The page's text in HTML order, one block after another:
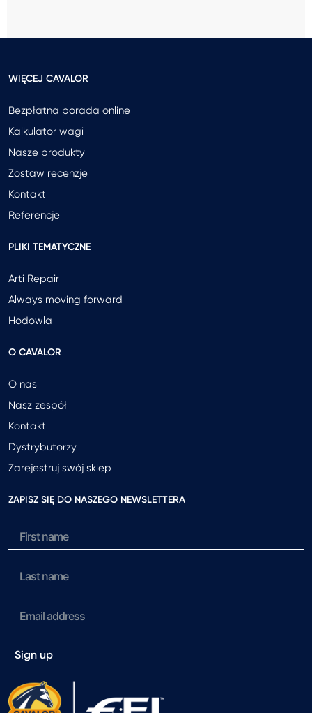
WIĘCEJ CAVALOR
Bezpłatna porada online
Kalkulator wagi
Nasze produkty
Zostaw recenzje
Kontakt
Referencje
PLIKI TEMATYCZNE
Arti Repair
Always moving forward
Hodowla
O CAVALOR
O nas
Nasz zespół
Kontakt
Dystrybutorzy
Zarejestruj swój sklep
ZAPISZ SIĘ DO NASZEGO NEWSLETTERA
Sign up